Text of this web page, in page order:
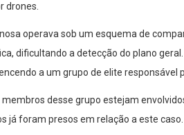
drones.
operava sob um esquema de
dificultando a detecção do plano
a um grupo de elite responsável
membros desse grupo estejam
já foram presos em relação a este caso.